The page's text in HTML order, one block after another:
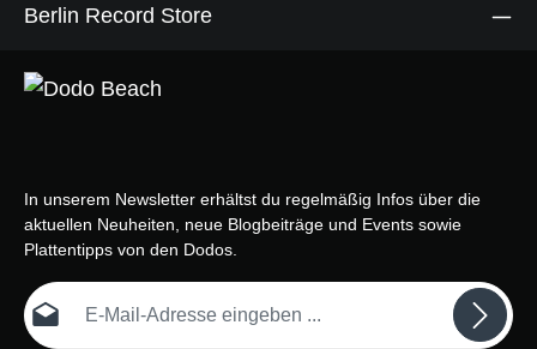
Berlin Record Store
In unserem Newsletter erhältst du regelmäßig Infos über die
aktuellen Neuheiten, neue Blogbeiträge und Events sowie
Plattentipps von den Dodos.
E-Mail-Adresse*